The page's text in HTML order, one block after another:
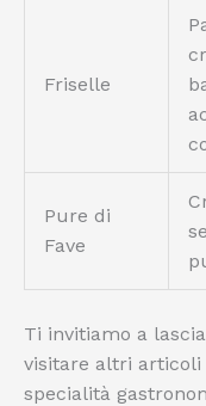
Friselle
Pure di
Fave
Ti invitiamo a
visitare altri
specialità